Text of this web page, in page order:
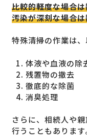
比較的軽度な場合
汚染が深刻な場合
特殊清掃の作業は、
体液や血液の除
残置物の撤去
徹底的な除菌
消臭処理
さらに、相続人や
行うこともあります